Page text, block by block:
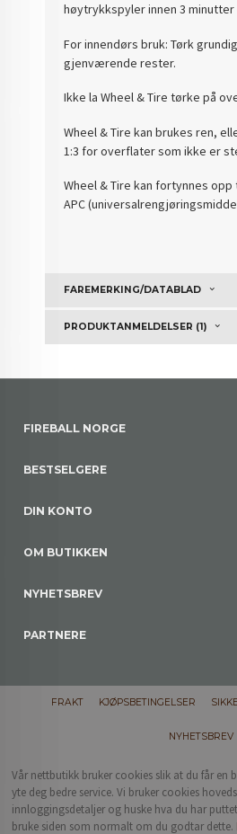
høytrykkspyler innen 3
For innendørs bruk: Tørk
gjenværende rester.
Ikke la Wheel & Tire tørke på
Wheel & Tire kan brukes ren,
1:3 for overflater som ikke er
Wheel & Tire kan fortynnes opp
APC
FAREMERKING/DATABLAD
PRODUKTANMELDELSER (1)
FIREBALL NORGE
BESTSELGERE
DIN KONTO
OM BUTIKKEN
NYHETSBREV
PARTNERE
FRAKT KJØPSBETINGELSER
NYHETSBREV
Vår nettbutikk bruker cookies slik at du får en
yte deg bedre service. Vi bruker cookies
innloggingsdetaljer og huske hva du har
bruke siden som normalt om du godtar dette.